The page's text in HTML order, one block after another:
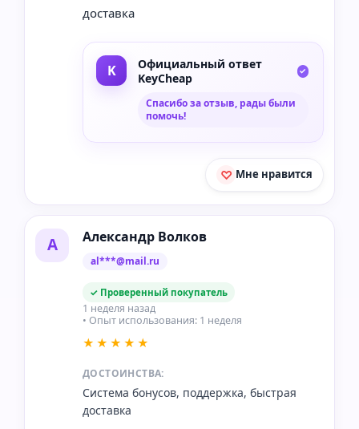
доставка
Официальный ответ
KeyCheap
Спасибо за отзыв, рады были
помочь!
Мне нравится
А Александр Волков
al***@mail.ru
✓ Проверенный покупатель
1 неделя назад
• Опыт использования: 1 неделя
★★★★★
ДОСТОИНСТВА:
Система бонусов, поддержка, быстрая
доставка